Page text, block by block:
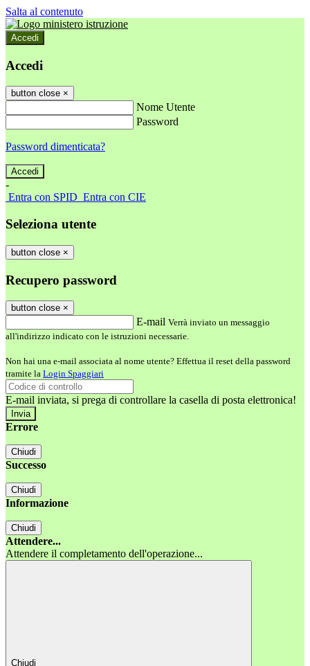
Salta al contenuto
Accedi
Accedi
button close ×
Nome Utente
Password
Password dimenticata?
-
Entra con SPID Entra con CIE
Seleziona utente
button close ×
Recupero password
button close ×
E-mail Verrà inviato un messaggio
all'indirizzo indicato con le istruzioni necessarie.
Non hai una e-mail associata al nome utente? Effettua il reset della password
tramite la Login Spaggiari
E-mail inviata, si prega di controllare la casella di posta elettronica!
Errore
Chiudi
Successo
Chiudi
Informazione
Chiudi
Attendere...
Attendere il completamento dell'operazione...
Chiudi